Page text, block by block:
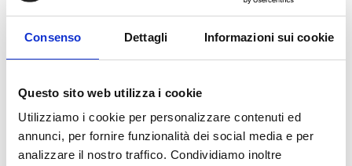
Consenso Dettagli Informazioni sui cookie
Questo sito web utilizza i cookie
Utilizziamo i cookie per personalizzare contenuti ed
annunci, per fornire funzionalità dei social media e per
analizzare il nostro traffico. Condividiamo inoltre
Bagli